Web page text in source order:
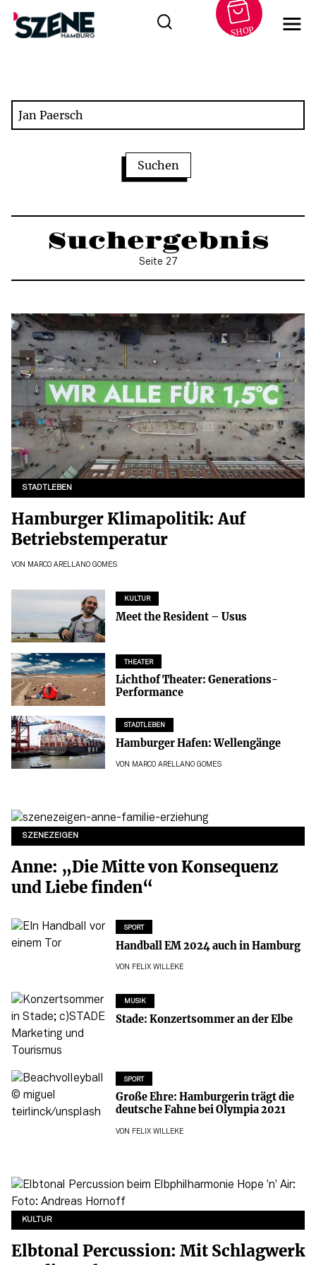
SHOP
Suchergebnis
Seite 27
STADTLEBEN
Hamburger Klimapolitik: Auf
Betriebstemperatur
VON MARCO ARELLANO GOMES
KULTUR
Meet the Resident – Usus
THEATER
Lichthof Theater: Generations-
Performance
STADTLEBEN
Hamburger Hafen: Wellengänge
VON MARCO ARELLANO GOMES
SZENEZEIGEN
Anne: „Die Mitte von Konsequenz
und Liebe finden“
SPORT
Handball EM 2024 auch in Hamburg
VON FELIX WILLEKE
MUSIK
Stade: Konzertsommer an der Elbe
SPORT
Große Ehre: Hamburgerin trägt die
deutsche Fahne bei Olympia 2021
VON FELIX WILLEKE
KULTUR
Elbtonal Percussion: Mit Schlagwerk